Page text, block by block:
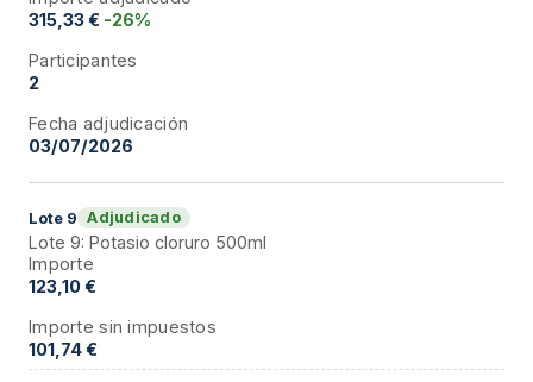
315,33 € -26%
Participantes
2
Fecha adjudicación
03/07/2026
Lote 9 Adjudicado
Lote 9: Potasio cloruro 500ml
Importe
123,10 €
Importe sin impuestos
101,74 €